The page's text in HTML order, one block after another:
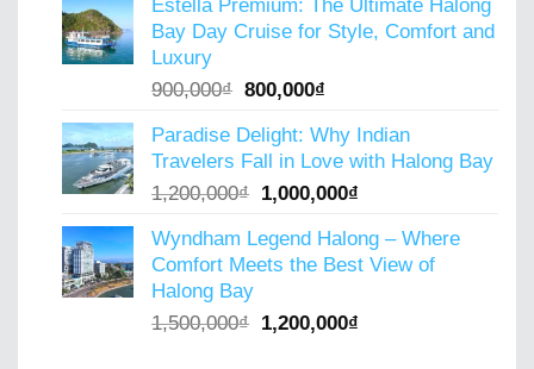
was:
800,000₫.
is:
600,000₫.
Estella Premium: The Ultimate Halong
Bay Day Cruise for Style, Comfort and
Luxury
900,000₫ Original
was:
900,000₫.
800,000₫
is:
800,000₫.
Paradise Delight: Why Indian
Travelers Fall in Love with Halong Bay
1,200,000₫ Original
was:
1,200,000₫.
1,000,000₫
is:
1,000,000₫.
Wyndham Legend Halong – Where
Comfort Meets the Best View of
Halong Bay
1,500,000₫ Original
1,200,000₫